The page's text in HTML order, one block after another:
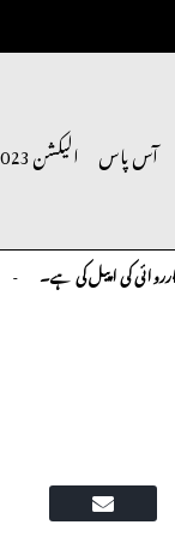
آس پاس الیکشن 2023
اپیل کی ہے۔ کالم